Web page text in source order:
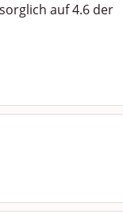
auf 4.6 der